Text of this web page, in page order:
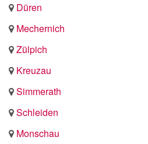
Düren
Mechernich
Zülpich
Kreuzau
Simmerath
Schleiden
Monschau